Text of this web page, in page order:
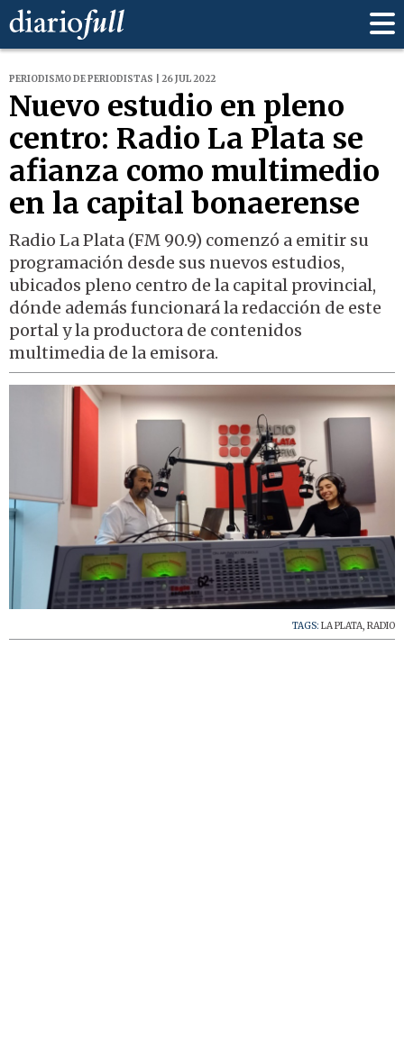
PERIODISMO DE PERIODISTAS | 26 JUL 2022
Nuevo estudio en pleno
centro: Radio La Plata se
afianza como multimedio
en la capital bonaerense
Radio La Plata (FM 90.9) comenzó a emitir su
programación desde sus nuevos estudios,
ubicados pleno centro de la capital provincial,
dónde además funcionará la redacción de este
portal y la productora de contenidos
multimedia de la emisora.
TAGS: LA PLATA, RADIO